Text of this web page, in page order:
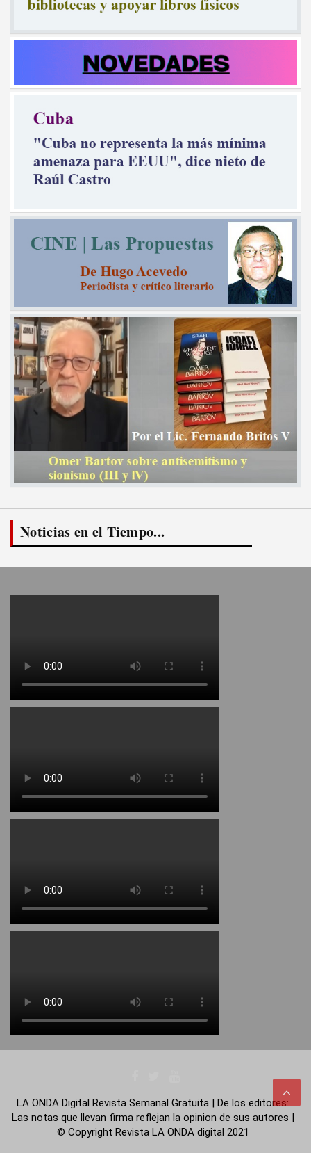
Noticias en el Tiempo...
LA ONDA Digital Revista Semanal Gratuita | De los editores:
Las notas que llevan firma reflejan la opinion de sus autores |
© Copyright Revista LA ONDA digital 2021